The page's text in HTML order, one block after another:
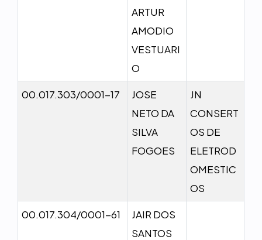
ARTUR
AMODIO
VESTUARI
O
00.017.303/0001-17
JOSE
NETO DA
SILVA
FOGOES
JN
CONSERT
OS DE
ELETROD
OMESTIC
OS
00.017.304/0001-61
JAIR DOS
SANTOS